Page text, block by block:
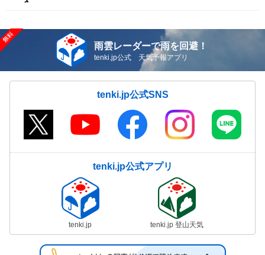
雨雲レーダーで雨を回避！
tenki.jp公式 天気予報アプリ
tenki.jp公式SNS
tenki.jp公式アプリ
tenki.jp tenki.jp 登山天気